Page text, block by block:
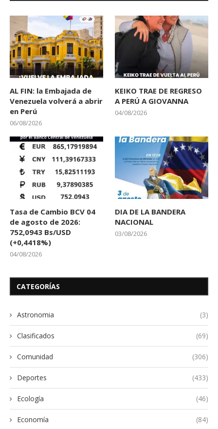
AL FIN: la Embajada de
Venezuela volverá a abrir
en Perú
06/08/2026
KEIKO TRAE DE REGRESO
A PERÚ A GIOVANNA
04/08/2026
Tasa de Cambio BCV 04
de agosto de 2026:
752,0943 Bs/USD
(+0,4418%)
04/08/2026
DIA DE LA BANDERA
NACIONAL
03/08/2026
CATEGORÍAS
Astronomia (3)
Clasificados (69)
Comunidad (306)
Deportes (433)
Ecología (46)
Economía (84)